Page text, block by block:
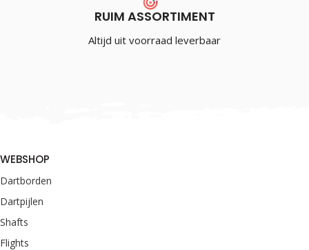
RUIM ASSORTIMENT
Altijd uit voorraad leverbaar
WEBSHOP
Dartborden
Dartpijlen
Shafts
Flights